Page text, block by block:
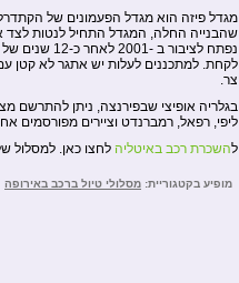
שהבנייה החלה, המגדל התחיל לנטות
נפתח לציבור
צר.
בגלריה אופיצי שבפירנצה, ניתן להתרשם
ליפי, רפאל, רמברנדט וציירים מפורסמים
להשכרת רכב באיטליה לחצו כאן. למסלול
מופיע בקטגוריית: מסלולי טיול ברכב באירופה